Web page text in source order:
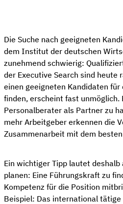
Die Suche nach geeigneten
dem Institut der deutschen
zunehmend schwierig:
der Executive Search sind heute
einen geeigneten Kandidaten
finden, erscheint fast unmöglich.
Personalberater als Partner zu
mehr Arbeitgeber erkennen die
Zusammenarbeit mit dem
Ein wichtiger Tipp lautet deshalb
planen: Eine Führungskraft zu
Kompetenz für die Position
Beispiel: Das international